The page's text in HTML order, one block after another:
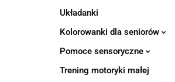
Układanki
Kolorowanki dla seniorów
Pomoce sensoryczne
Trening motoryki małej